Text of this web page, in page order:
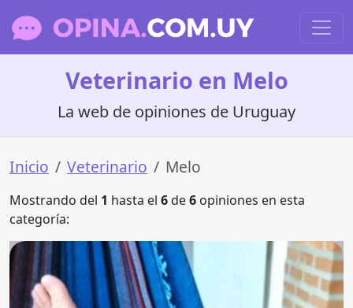
Veterinario en Melo
La web de opiniones de Uruguay
Inicio Veterinario Melo
Mostrando del 1 hasta el 6de6 opiniones en esta
categoría: